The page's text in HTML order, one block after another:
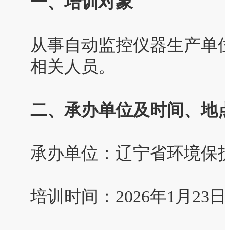
从事自动监控仪器生产
相关人员。
二、承办单位及时间、地
承办单位：辽宁省环境保
培训时间：2026年1月23